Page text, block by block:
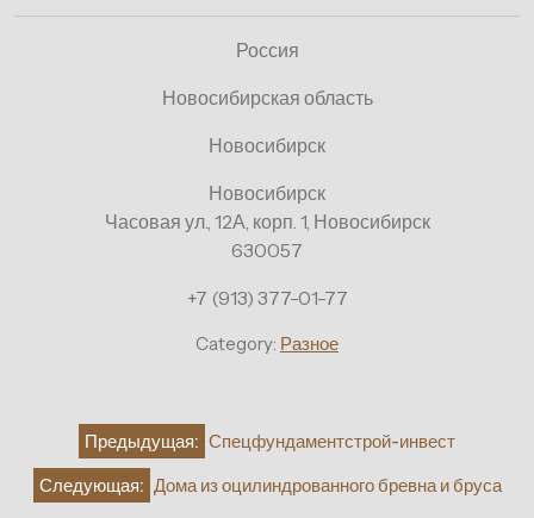
Россия
Новосибирская область
Новосибирск
Новосибирск
Часовая ул., 12А, корп. 1, Новосибирск
630057
+7 (913) 377-01-77
Category: Разное
Навигация
по
записям
Предыдущая: Спецфундаментстрой-инвест
Следующая: Дома из оцилиндрованного бревна и бруса